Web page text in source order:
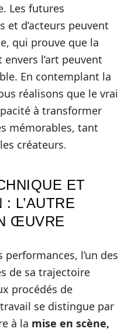
Les futures
et d’acteurs peuvent
qui prouve que la
l’art peuvent
En contemplant la
réalisons que le vrai
à transformer
mémorables, tant
créateurs.
ET
L’AUTRE
ŒUVRE
l’un des
de sa trajectoire
procédés de
se distingue par
à la mise en scène,